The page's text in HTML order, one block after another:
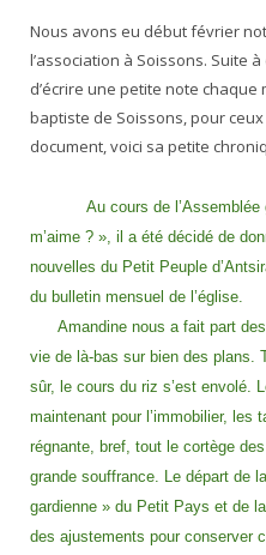
Nous avons eu début février
l’association à Soissons. Suite
d’écrire une petite note chaque
baptiste de Soissons, pour ceux
document, voici sa petite
Au cours de
m’aime ? », il a été décidé de
nouvelles du Petit Peuple
du bulletin mensuel de l’église.
Amandine nous a fait part des
vie de là-bas sur bien des plans.
sûr, le cours du riz s’est envolé.
maintenant pour l’immobilier, les
régnante, bref, tout le cortège
grande souffrance. Le départ de
gardienne » du Petit Pays et de
des ajustements pour conserver